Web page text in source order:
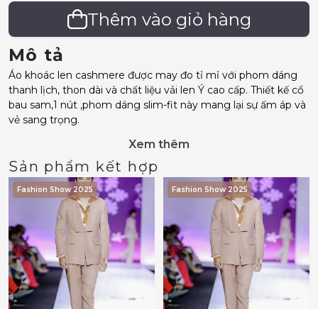
Thêm vào giỏ hàng
Mô tả
Áo khoác len cashmere được may đo tỉ mỉ với phom dáng
thanh lịch, thon dài và chất liệu vải len Ý cao cấp. Thiết kế cổ
bau sam,1 nút ,phom dáng slim-fit này mang lại sự ấm áp và
vẻ sang trọng.
Xem thêm
Sản phẩm kết hợp
Fashion Show 2025 Fashion Show 2025